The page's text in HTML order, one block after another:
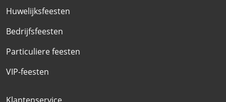
Huwelijksfeesten
Bedrijfsfeesten
Particuliere feesten
VIP-feesten